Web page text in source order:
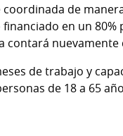
de
en un
contará
de trabajo y
de 18 a 65